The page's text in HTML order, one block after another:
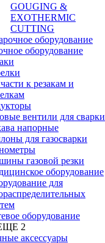
GOUGING &
EXOTHERMIC
CUTTING
оборудование
к резакам и
вентили для сварки
напорные
для газосварки
газовой резки
оборудование
для
оборудование
2